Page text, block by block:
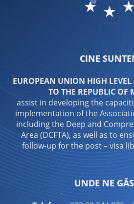
CINE
EUROPEAN UNION HIGH LEVEL
TO THE REPUBLIC OF
assist in developing the
implementation of the
including the Deep and
Area (DCFTA), as well as to
follow-up for the post – visa
UNDE NE